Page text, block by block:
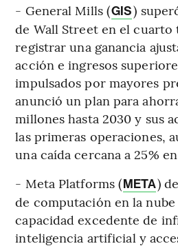
- General Mills (GIS)
de Wall Street en el cuarto
registrar una ganancia
acción e ingresos
impulsados por mayores
anunció un plan para
millones hasta 2030 y sus
las primeras operaciones,
una caída cercana a 25%
- Meta Platforms (META)
de computación en la
capacidad excedente de
inteligencia artificial y